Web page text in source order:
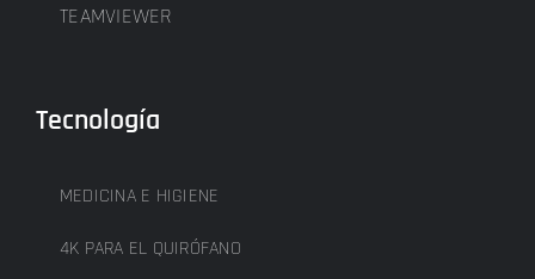
TEAMVIEWER
Tecnología
MEDICINA E HIGIENE
4K PARA EL QUIRÓFANO